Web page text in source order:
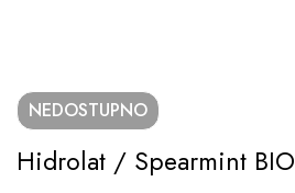
NEDOSTUPNO
Hidrolat / Spearmint BIO